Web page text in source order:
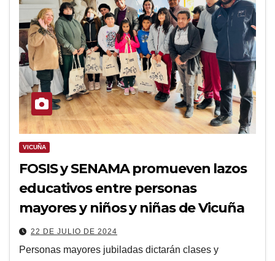
VICUÑA
FOSIS y SENAMA promueven lazos
educativos entre personas
mayores y niños y niñas de Vicuña
22 DE JULIO DE 2024
Personas mayores jubiladas dictarán clases y